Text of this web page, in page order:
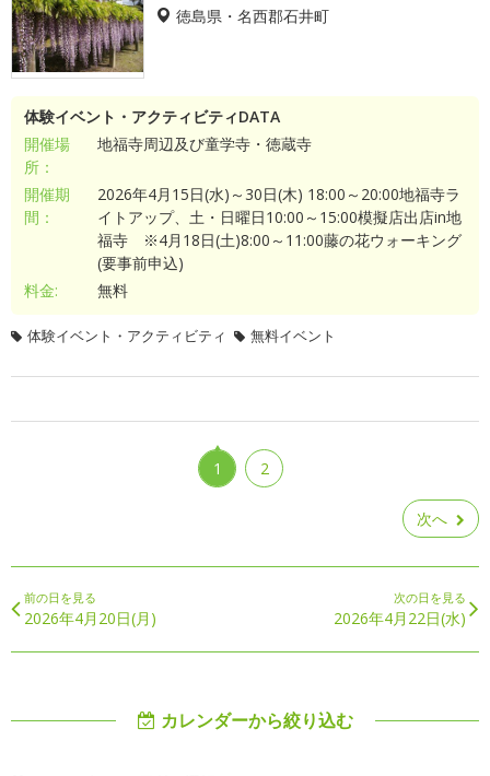
徳島県・名西郡石井町
体験イベント・アクティビティDATA
開催場
所：
地福寺周辺及び童学寺・徳蔵寺
開催期
間：
2026年4月15日(水)～30日(木) 18:00～20:00地福寺ラ
イトアップ、土・日曜日10:00～15:00模擬店出店in地
福寺 ※4月18日(土)8:00～11:00藤の花ウォーキング
(要事前申込)
料金:
無料
体験イベント・アクティビティ 無料イベント
1 2
次へ
前の日を見る
2026年4月20日(月)
次の日を見る
2026年4月22日(水)
カレンダーから絞り込む